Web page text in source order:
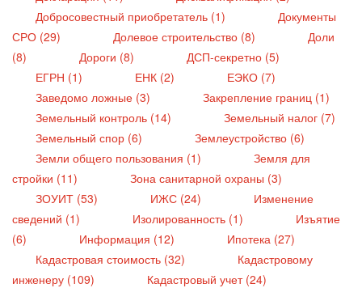
Добросовестный приобретатель (1)
Документы
СРО (29)
Долевое строительство (8)
Доли
(8)
Дороги (8)
ДСП-секретно (5)
ЕГРН (1)
ЕНК (2)
ЕЭКО (7)
Заведомо ложные (3)
Закрепление границ (1)
Земельный контроль (14)
Земельный налог (7)
Земельный спор (6)
Землеустройство (6)
Земли общего пользования (1)
Земля для
стройки (11)
Зона санитарной охраны (3)
ЗОУИТ (53)
ИЖС (24)
Изменение
сведений (1)
Изолированность (1)
Изъятие
(6)
Информация (12)
Ипотека (27)
Кадастровая стоимость (32)
Кадастровому
инженеру (109)
Кадастровый учет (24)